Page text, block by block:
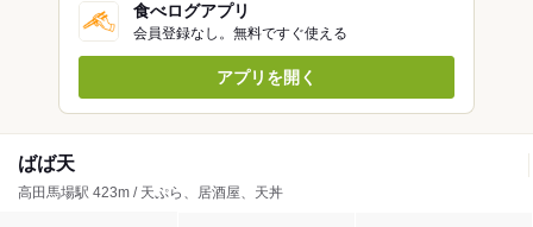
食べログアプリ
会員登録なし。無料ですぐ使える
アプリを開く
ばば天
高田馬場駅 423m / 天ぷら、居酒屋、天丼